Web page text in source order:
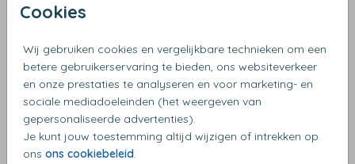
Cookies
Wij gebruiken cookies en vergelijkbare technieken om een
betere gebruikerservaring te bieden, ons websiteverkeer
en onze prestaties te analyseren en voor marketing- en
sociale mediadoeleinden (het weergeven van
gepersonaliseerde advertenties).
Je kunt jouw toestemming altijd wijzigen of intrekken op
ons ons cookiebeleid.
€ 64,99